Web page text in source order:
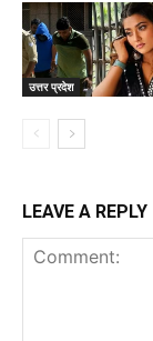
उत्तर प्रदेश
LEAVE A REPLY